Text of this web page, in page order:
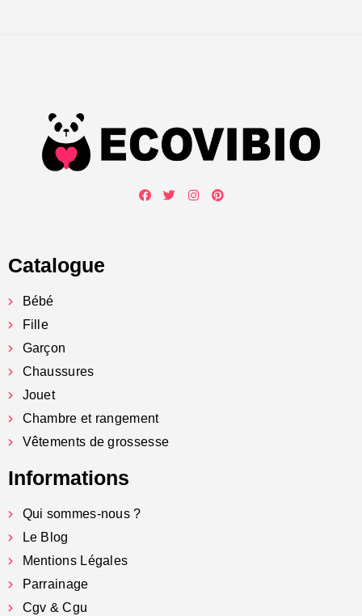
Catalogue
Bébé
Fille
Garçon
Chaussures
Jouet
Chambre et rangement
Vêtements de grossesse
Informations
Qui sommes-nous ?
Le Blog
Mentions Légales
Parrainage
Cgv & Cgu